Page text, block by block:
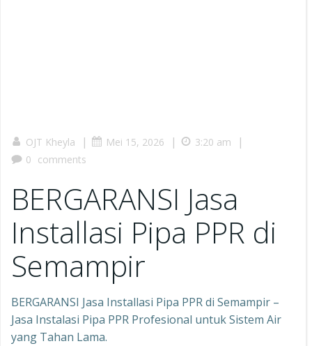
OJT Kheyla | Mei 15, 2026 | 3:20 am |
0 comments
BERGARANSI Jasa
Installasi Pipa PPR di
Semampir
BERGARANSI Jasa Installasi Pipa PPR di Semampir –
Jasa Instalasi Pipa PPR Profesional untuk Sistem Air
yang Tahan Lama.